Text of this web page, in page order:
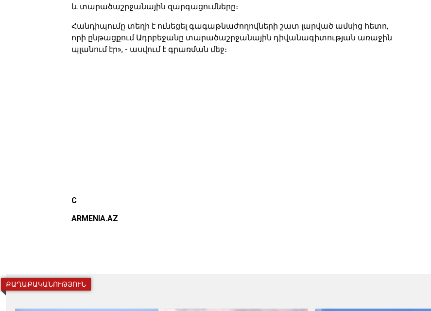
և տարածաշրջանային զարգացումները։
Հանդիպումը տեղի է ունեցել գագաթնաժողովների շատ լարված ամսից հետո,
որի ընթացքում Ադրբեջանը տարածաշրջանային դիվանագիտության առաջին
պլանում էր», - ասվում է գրառման մեջ։
C
ARMENIA.AZ
ՔԱՂԱՔԱԿԱՆՈՒԹՅՈՒՆ